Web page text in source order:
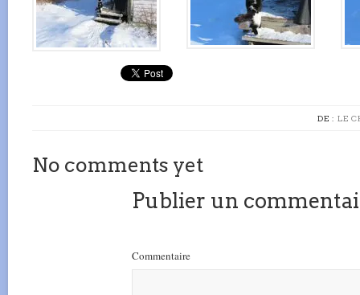
DE : LE
No comments yet
Publier un
Commentaire